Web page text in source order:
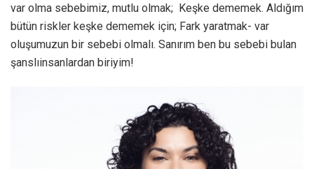
var olma sebebimiz, mutlu olmak; Keşke dememek. Aldığım
bütün riskler keşke dememek için; Fark yaratmak- var
oluşumuzun bir sebebi olmalı. Sanırım ben bu sebebi bulan
şanslıinsanlardan biriyim!